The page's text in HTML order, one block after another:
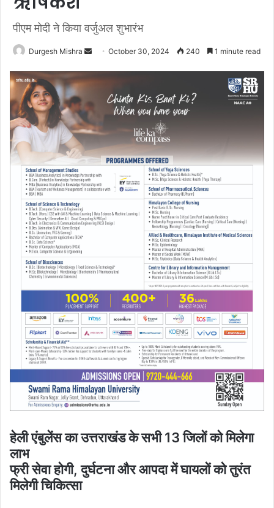
पीएम मोदी ने किया वर्जुअल शुभारंभ
Durgesh Mishra
Send
email
October 30, 2024 240 1 minute read
हेली एंबुलेंस का उत्तराखंड के सभी 13 जिलों को मिलेगा
लाभ
फ्री सेवा होगी, दुर्घटना और आपदा में घायलों को तुरंत
मिलेगी चिकित्सा